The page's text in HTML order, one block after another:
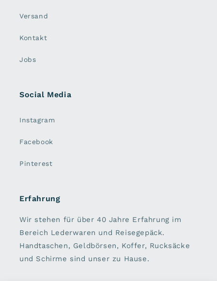
Versand
Kontakt
Jobs
Social Media
Instagram
Facebook
Pinterest
Erfahrung
Wir stehen für über 40 Jahre Erfahrung im
Bereich Lederwaren und Reisegepäck.
Handtaschen, Geldbörsen, Koffer, Rucksäcke
und Schirme sind unser zu Hause.